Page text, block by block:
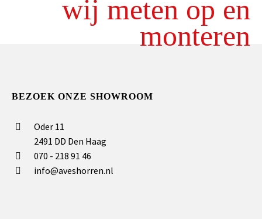
wij meten op en
monteren
BEZOEK ONZE SHOWROOM
Oder 11
2491 DD Den Haag
070 - 218 91 46
info@aveshorren.nl